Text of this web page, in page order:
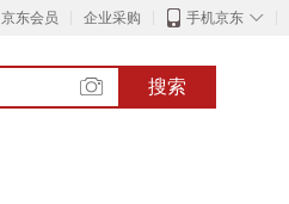
京东会员 企业采购 ◇
手机京东
搜索